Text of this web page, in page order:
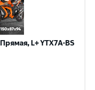
L+ YTX7A-BS